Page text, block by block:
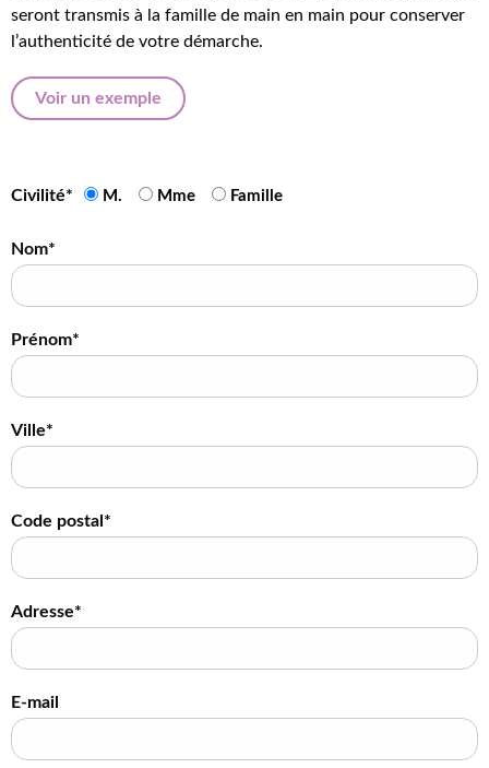
seront transmis à la famille de main en main pour conserver
l’authenticité de votre démarche.
Voir un exemple
Civilité* M. Mme Famille
Nom*
Prénom*
Ville*
Code postal*
Adresse*
E-mail